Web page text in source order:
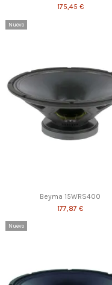
175,45 €
Nuevo
Beyma 15WRS400
177,87 €
Nuevo